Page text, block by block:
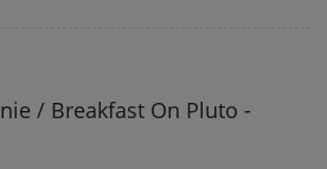
/ Breakfast On Pluto -